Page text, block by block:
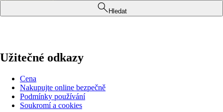
Hledat
Užitečné odkazy
Cena
Nakupujte online bezpečně
Podmínky používání
Soukromí a cookies